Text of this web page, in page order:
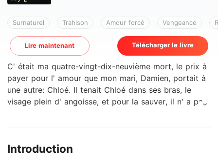
Surnaturel Trahison Amour forcé Vengeance
Lire maintenant Télécharger le livre
C' était ma quatre-vingt-dix-neuvième mort, le prix à
payer pour l' amour que mon mari, Damien, portait à
une autre: Chloé. Il tenait Chloé dans ses bras, le
visage plein d' angoisse, et pour la sauver, il n' a pas
temps de ma \"résurrection\", pendant que je me
Introduction